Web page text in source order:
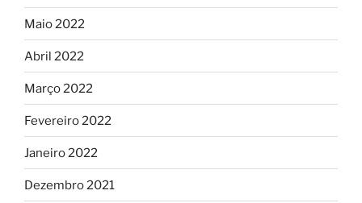
Maio 2022
Abril 2022
Março 2022
Fevereiro 2022
Janeiro 2022
Dezembro 2021